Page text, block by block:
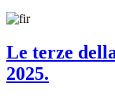
Le terze
2025.